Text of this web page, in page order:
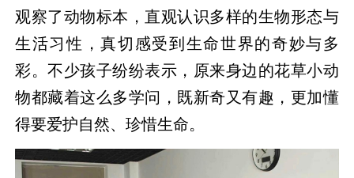
观察了动物标本，直观认识多样的生物形态与
生活习性，真切感受到生命世界的奇妙与多
彩。不少孩子纷纷表示，原来身边的花草小动
物都藏着这么多学问，既新奇又有趣，更加懂
得要爱护自然、珍惜生命。